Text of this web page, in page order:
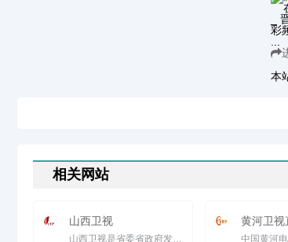
现拥有频道“晋城电视—1为新闻
合频道， “晋城电视—2”为公共
道， 拥有600平方米演播厅1个，
300平方米演播厅1个， 中小演播
厅5个。采访设备由模拟转为全
字化，编辑制作由原来的传统线
编辑转为非线性编辑设备，播出
同年获全省“十佳”栏目，2004年6
月22日，《人民日报》对该栏目
进行了报道。电视台曾七次获得全
本
相关网站
山西卫视 黄河卫视